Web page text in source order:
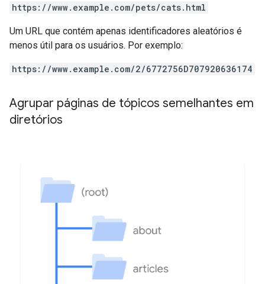
https://www.example.com/pets/cats.html
Um URL que contém apenas identificadores aleatórios é
menos útil para os usuários. Por exemplo:
https://www.example.com/2/6772756D707920636174
Agrupar páginas de tópicos semelhantes em
diretórios